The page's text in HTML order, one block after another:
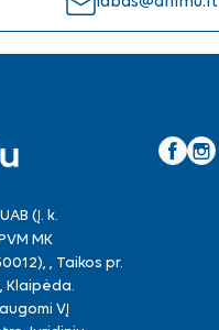
(Į. k.
MK
, Taikos pr.
Klaipėda.
VĮ